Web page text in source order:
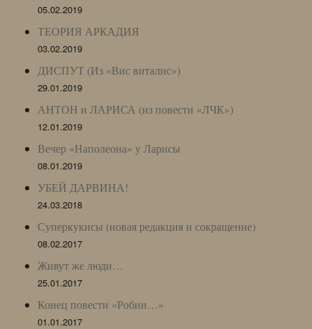
05.02.2019
ТЕОРИЯ АРКАДИЯ
03.02.2019
ДИСПУТ (Из «Вис виталис»)
29.01.2019
АНТОН и ЛАРИСА (из повести «ЛЧК»)
12.01.2019
Вечер «Наполеона» у Ларисы
08.01.2019
УБЕЙ ДАРВИНА!
24.03.2018
Суперкукисы (новая редакция и сокращение)
08.02.2017
Живут же люди…
25.01.2017
Конец повести «Робин…»
01.01.2017